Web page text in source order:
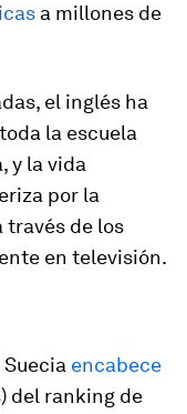
a millones de
el inglés ha
la escuela
y la vida
por la
través de los
en televisión.
encabece
del ranking de